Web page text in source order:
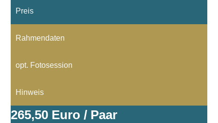
Preis
Rahmendaten
opt. Fotosession
Hinweis
265,50 Euro / Paar